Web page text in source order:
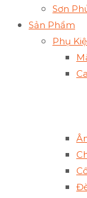
Sơn
Sản Phẩm
Phụ